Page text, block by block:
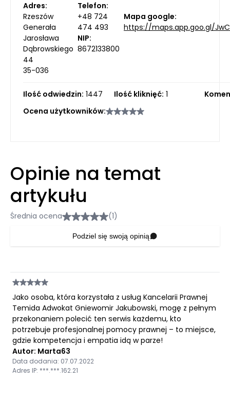
Adres:
Rzeszów
Generała
Jarosława
Dąbrowskiego
44
35-036
Telefon:
+48 724
474 493
NIP:
8672133800
Mapa google:
https://maps.app.goo.gl/
Ilość odwiedzin: 1447 Ilość kliknięć: 1
Ocena użytkowników:
Opinie na temat
artykułu
Średnia ocena (1)
Podziel się swoją opinią
Jako osoba, która korzystała z usług Kancelarii Prawnej
Temida Adwokat Gniewomir Jakubowski, mogę z pełnym
przekonaniem polecić ten serwis każdemu, kto
potrzebuje profesjonalnej pomocy prawnej – to miejsce,
gdzie kompetencja i empatia idą w parze!
Autor: Marta63
Data dodania: 07.07.2022
Adres IP: ***.***.162.21